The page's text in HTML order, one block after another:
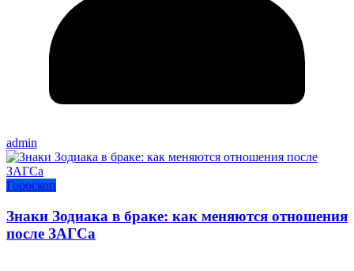
admin
Гороскоп
Знаки Зодиака в браке: как меняются отношения
после ЗАГСа